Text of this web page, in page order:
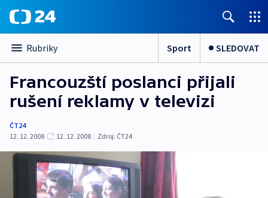
Rubriky Sport SLEDOVAT
Francouzští poslanci přijali
rušení reklamy v televizi
ČT24
12. 12. 2008
12. 12. 2008 | Zdroj: ČT24